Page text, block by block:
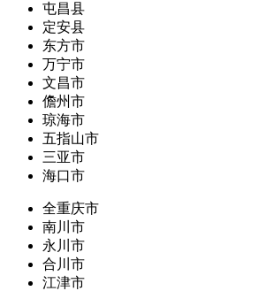
屯昌县
定安县
东方市
万宁市
文昌市
儋州市
琼海市
五指山市
三亚市
海口市
全重庆市
南川市
永川市
合川市
江津市